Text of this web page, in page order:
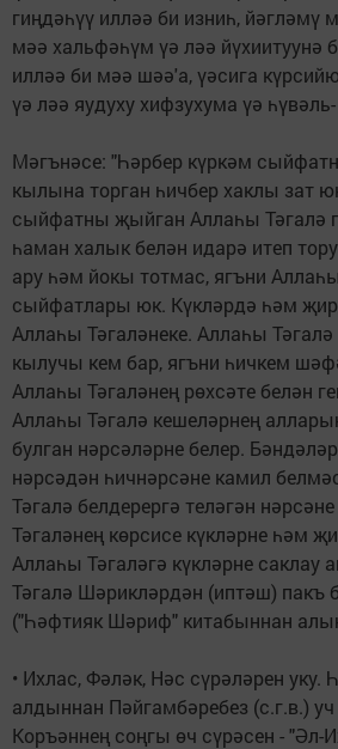
гиңдәһүү илләә би изниһ, йәгләмү
мәә хальфәһүм үә ләә
илләә би мәә шәә'а, үәсига
үә ләә яудуху хифзухума үә
Мәгънәсе: "Һәрбер күркәм
кылына торган һичбер хаклы зат
сыйфатны җыйган Аллаһы Тәгалә
һаман халык белән идарә итеп
ару һәм йокы тотмас, ягъни
сыйфатлары юк. Күкләрдә һәм
Аллаһы Тәгаләнеке. Аллаһы
кылучы кем бар, ягъни һичкем
Аллаһы Тәгаләнең рөхсәте белән
Аллаһы Тәгалә кешеләрнең
булган нәрсәләрне белер.
нәрсәдән һичнәрсәне камил
Тәгалә белдерергә теләгән
Тәгаләнең көрсисе күкләрне һәм
Аллаһы Тәгаләгә күкләрне саклау
Тәгалә Шәрикләрдән (иптәш) пакъ
("Һәфтияк Шәриф" китабыннан
• Ихлас, Фәләк, Нәс сүрәләрен уку.
алдыннан Пәйгамбәребез (с.г.в.)
Коръәннең соңгы өч сүрәсен - "Әл-